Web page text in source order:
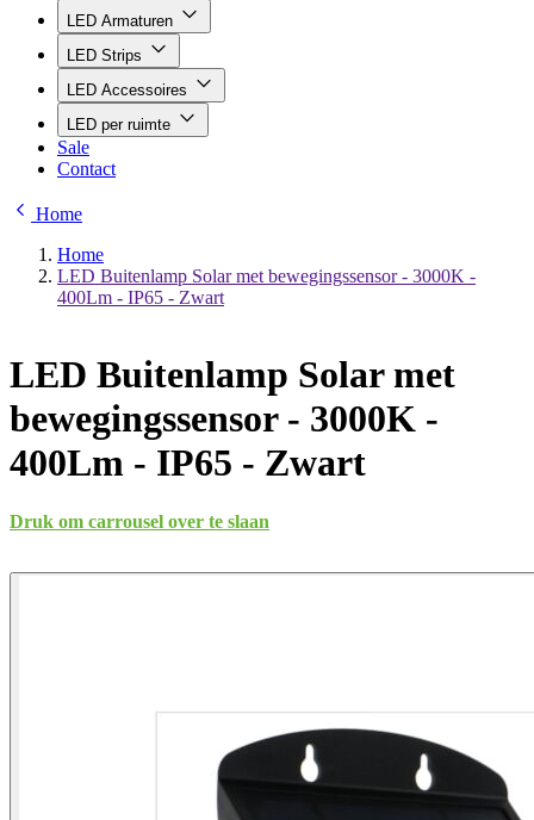
LED Armaturen
LED Strips
LED Accessoires
LED per ruimte
Sale
Contact
Home
Home
LED Buitenlamp Solar met bewegingssensor - 3000K -
400Lm - IP65 - Zwart
LED Buitenlamp Solar met
bewegingssensor - 3000K -
400Lm - IP65 - Zwart
Druk om carrousel over te slaan